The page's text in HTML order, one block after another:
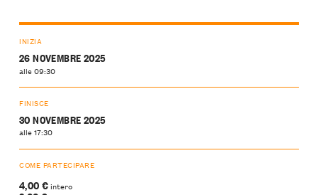
INIZIA
26 NOVEMBRE 2025
alle 09:30
FINISCE
30 NOVEMBRE 2025
alle 17:30
COME PARTECIPARE
4,00 €intero